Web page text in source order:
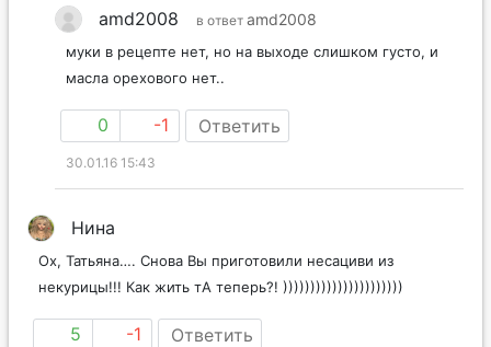
amd2008 в ответ amd2008
муки в рецепте нет, но на выходе слишком густо, и
масла орехового нет..
0 -1 Ответить
30.01.16 15:43
Нина
Ох, Татьяна…. Снова Вы приготовили несациви из
некурицы!!! Как жить тА теперь?! ))))))))))))))))))))))
5 -1 Ответить